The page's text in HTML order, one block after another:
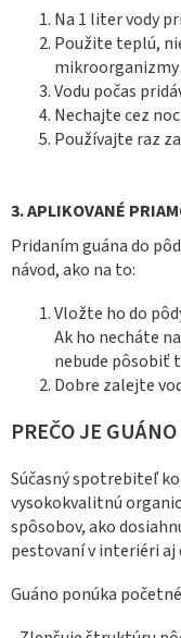
Na 1 liter vody
Použite teplú,
mikroorganizmy
Vodu počas
Nechajte cez
Používajte raz
3. APLIKOVANÉ
Pridaním guána do
návod, ako na to:
Vložte ho do
Ak ho necháte
nebude pôsobiť
Dobre zalejte
PREČO JE
Súčasný spotrebiteľ
vysokokvalitnú
spôsobov, ako
pestovaní v interiéri aj
Guáno ponúka